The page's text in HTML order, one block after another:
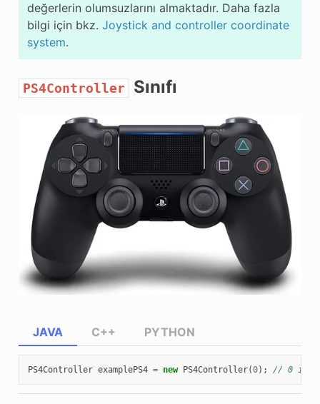
değerlerin olumsuzlarını almaktadır. Daha fazla
bilgi için bkz. Joystick and controller coordinate
system.
PS4Controller Sınıfı
JAVA
PS4Controller examplePS4 = new PS4Controller(0); // 0 is
C++ PYTHON